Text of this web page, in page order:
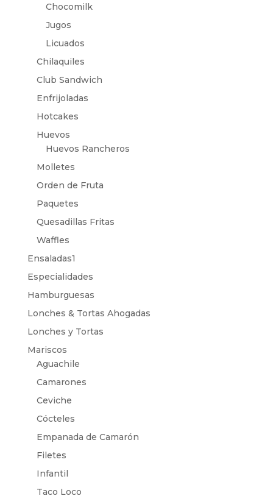
Chocomilk
Jugos
Licuados
Chilaquiles
Club Sandwich
Enfrijoladas
Hotcakes
Huevos
Huevos Rancheros
Molletes
Orden de Fruta
Paquetes
Quesadillas Fritas
Waffles
Ensaladas1
Especialidades
Hamburguesas
Lonches & Tortas Ahogadas
Lonches y Tortas
Mariscos
Aguachile
Camarones
Ceviche
Cócteles
Empanada de Camarón
Filetes
Infantil
Taco Loco